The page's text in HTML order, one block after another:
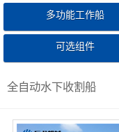
多功能工作船
可选组件
全自动水下收割船